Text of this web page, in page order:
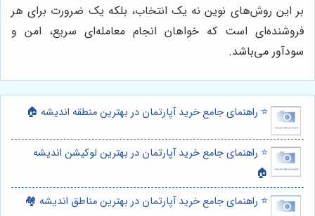
بر این روش‌های نوین نه یک انتخاب، بلکه یک ضرورت برای هر
فروشنده‌ای است که خواهان انجام معامله‌ای سریع، امن و
سودآور می‌باشد.
⭐️ راهنمای جامع خرید آپارتمان در بهترین منطقه اندیشه 🏠
⭐️ راهنمای جامع خرید آپارتمان در بهترین لوکیشن اندیشه
🏠
⭐️ راهنمای جامع خرید آپارتمان در بهترین مناطق اندیشه 🏘️